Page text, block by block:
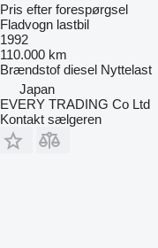
Pris efter forespørgsel
Fladvogn lastbil
1992
110.000 km
Brændstof diesel Nyttelast
Japan
EVERY TRADING Co Ltd
Kontakt sælgeren